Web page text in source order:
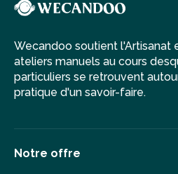
Wecandoo soutient l'Artisanat
ateliers manuels au cours
particuliers se retrouvent
pratique d'un savoir-faire.
Notre offre